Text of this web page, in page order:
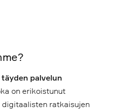
täyden palvelun
on erikoistunut
ratkaisujen